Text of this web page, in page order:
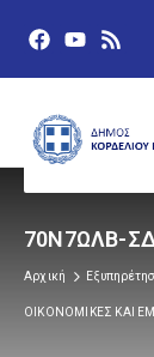
70Ν7ΩΛΒ-
Αρχική
ΟΙΚΟΝΟΜΙΚΕΣ ΚΑΙ